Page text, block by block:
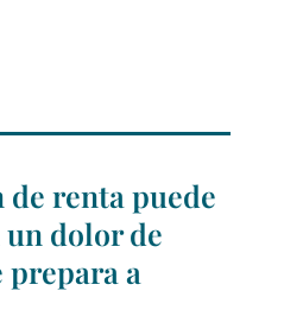
renta puede
dolor de
prepara a